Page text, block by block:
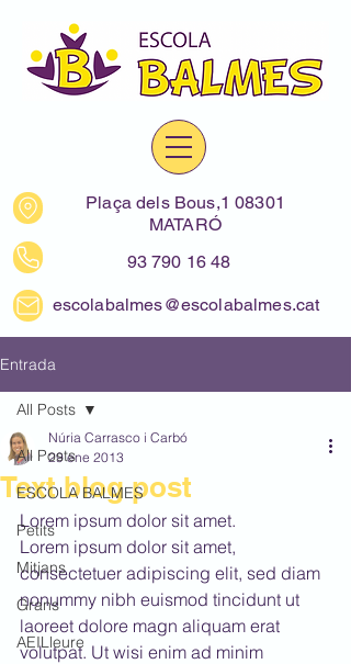
Plaça dels Bous,1 08301
MATARÓ
93 790 16 48
escolabalmes@escolabalmes.cat
Entrada
All Posts
ESCOLA BALMES
Petits
Mitjans
Grans
AEILleure
All Posts
Text blog post
Núria Carrasco i Carbó
29 ene 2013
Lorem ipsum dolor sit amet.
Lorem ipsum dolor sit amet,
consectetuer adipiscing elit, sed diam
nonummy nibh euismod tincidunt ut
laoreet dolore magn aliquam erat
volutpat. Ut wisi enim ad minim